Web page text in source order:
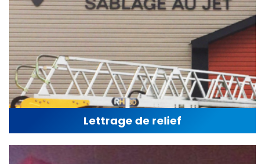
Lettrage de relief